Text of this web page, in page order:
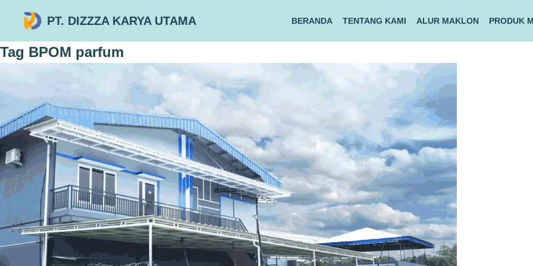
PT. DIZZZA KARYA UTAMA BERANDA TENTANG KAMI ALUR MAKLON PRODUK
Tag BPOM parfum